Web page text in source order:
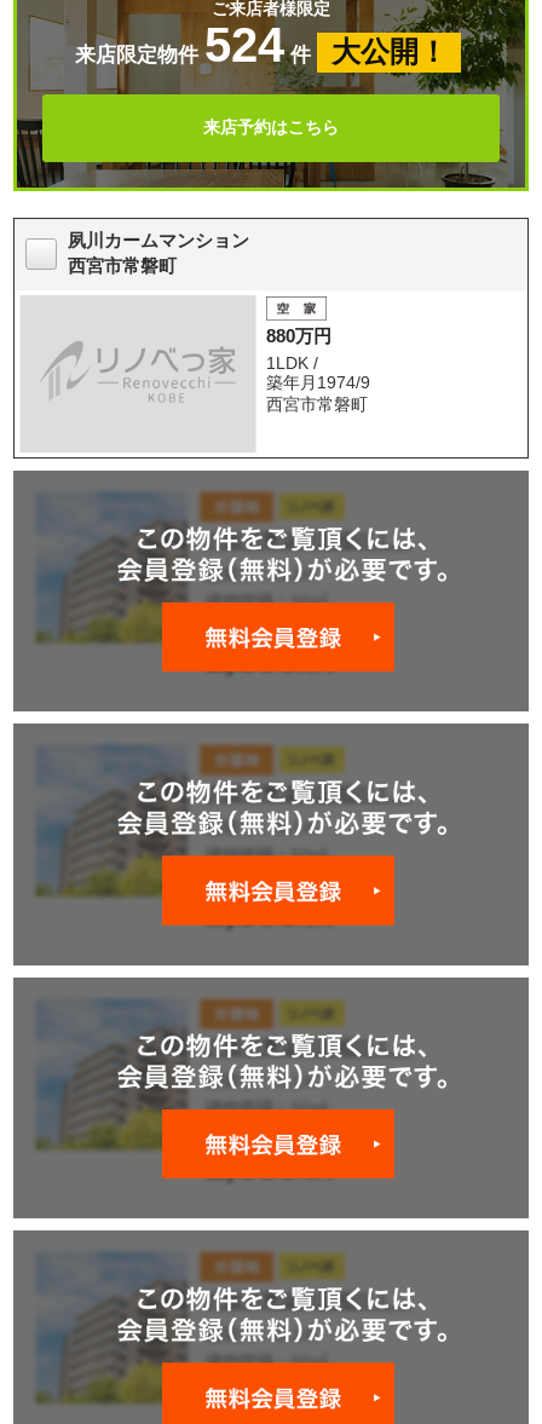
ご来店者様限定
来店限定物件 524 件 大公開！
来店予約はこちら
夙川カームマンション
西宮市常磐町
880万円
1LDK /
築年月1974/9
西宮市常磐町